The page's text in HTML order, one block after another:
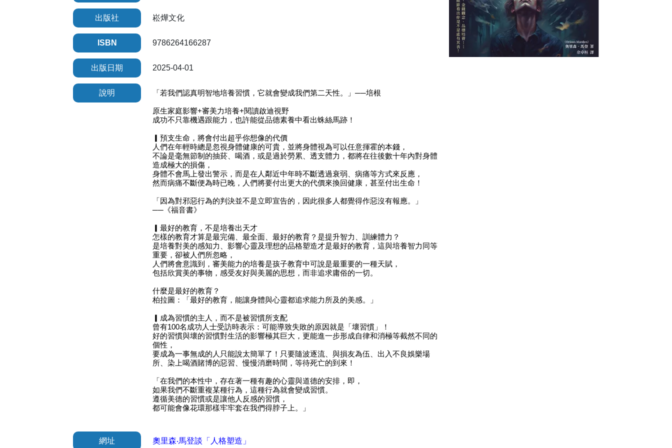
出版社 崧燁文化
ISBN 9786264166287
出版日期 2025-04-01
說明 「若我們認真明智地培養習慣，它就會變成我們第二天性。」 ──培根
原生家庭影響+審美力培養+閱讀啟迪視野
成功不只靠機遇跟能力，也許能從品德素養中看出蛛絲馬跡！
▎預支生命，將會付出超乎你想像的代價
人們在年輕時總是忽視身體健康的可貴，並將身體視為可以任意揮霍的本錢，
不論是毫無節制的抽菸、喝酒，或是過於勞累、透支體力，都將在往後數十年內對身體
造成極大的損傷，
身體不會馬上發出警示，而是在人鄰近中年時不斷透過衰弱、病痛等方式來反應，
然而病痛不斷便為時已晚，人們將要付出更大的代價來換回健康，甚至付出生命！
「因為對邪惡行為的判決並不是立即宣告的， 因此很多人都覺得作惡沒有報應。」
──《福音書》
▎最好的教育，不是培養出天才
怎樣的教育才算是最完備、最全面、最好的教育？是提升智力、訓練體力？
是培養對美的感知力、影響心靈及理想的品格塑造才是最好的教育，這與培養智力同等
重要，卻被人們所忽略，
人們將會意識到，審美能力的培養是孩子教育中可說是最重要的一種天賦，
包括欣賞美的事物，感受友好與美麗的思想，而非追求庸俗的一切。
什麼是最好的教育？
柏拉圖：「最好的教育，能讓身體與心靈都追求能力所及的美感。」
▎成為習慣的主人，而不是被習慣所支配
曾有100名成功人士受訪時表示：可能導致失敗的原因就是「壞習慣」！
好的習慣與壞的習慣對生活的影響極其巨大，更能進一步形成自律和消極等截然不同的
個性，
要成為一事無成的人只能說太簡單了！只要隨波逐流、與損友為伍、出入不良娛樂場
所、染上喝酒賭博的惡習、慢慢消磨時間，等待死亡的到來！
「在我們的本性中，存在著一種有趣的心靈與道德的安排，即，
如果我們不斷重複某種行為，這種行為就會變成習慣。
遵循美德的習慣或是讓他人反感的習慣，
都可能會像花環那樣牢牢套在我們得脖子上。」
網址 奧里森‧馬登談「人格塑造」